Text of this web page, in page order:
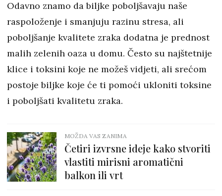
Odavno znamo da biljke poboljšavaju naše
raspoloženje i smanjuju razinu stresa, ali
poboljšanje kvalitete zraka dodatna je prednost
malih zelenih oaza u domu. Često su najštetnije
klice i toksini koje ne možeš vidjeti, ali srećom
postoje biljke koje će ti pomoći ukloniti toksine
i poboljšati kvalitetu zraka.
MOŽDA VAS ZANIMA
Četiri izvrsne ideje kako stvoriti
vlastiti mirisni aromatični
balkon ili vrt